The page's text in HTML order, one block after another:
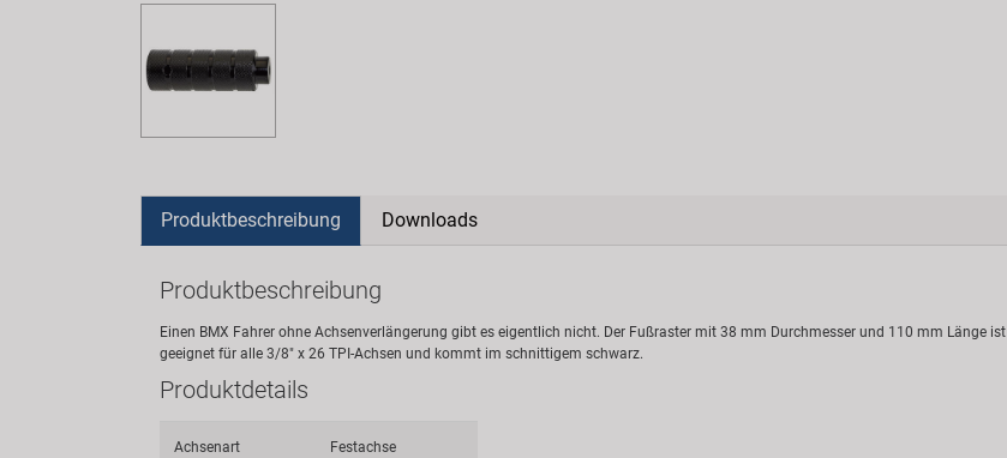
Produktbeschreibung Downloads
Produktbeschreibung
Einen BMX Fahrer ohne Achsenverlängerung gibt es eigentlich nicht. Der Fußraster mit 38 mm Durchmesser und 110 mm Länge ist
geeignet für alle 3/8" x 26 TPI-Achsen und kommt im schnittigem schwarz.
Produktdetails
Achsenart Festachse